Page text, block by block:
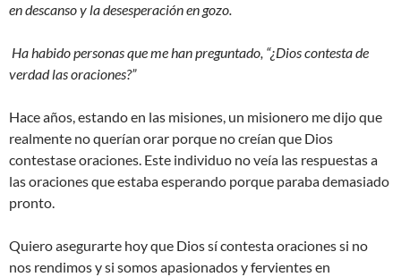
en descanso y la desesperación en gozo.
Ha habido personas que me han preguntado, “¿Dios contesta de
verdad las oraciones?”
Hace años, estando en las misiones, un misionero me dijo que
realmente no querían orar porque no creían que Dios
contestase oraciones. Este individuo no veía las respuestas a
las oraciones que estaba esperando porque paraba demasiado
pronto.
Quiero asegurarte hoy que Dios sí contesta oraciones si no
nos rendimos y si somos apasionados y fervientes en